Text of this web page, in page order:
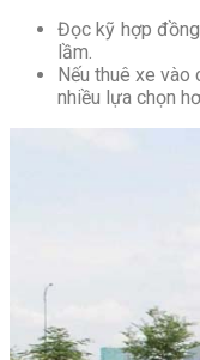
Đọc kỹ hợp
lầm.
Nếu thuê xe
nhiều lựa chọn